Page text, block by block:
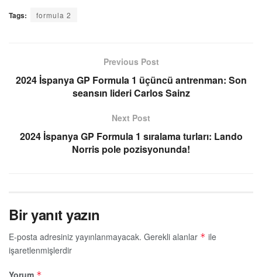
Tags: formula 2
Previous Post
2024 İspanya GP Formula 1 üçüncü antrenman: Son
seansın lideri Carlos Sainz
Next Post
2024 İspanya GP Formula 1 sıralama turları: Lando
Norris pole pozisyonunda!
Bir yanıt yazın
E-posta adresiniz yayınlanmayacak. Gerekli alanlar * ile
işaretlenmişlerdir
Yorum